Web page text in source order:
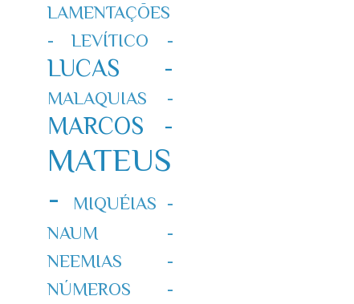
LAMENTAÇÕES
-
LEVÍTICO -
LUCAS -
MALAQUIAS -
MARCOS -
MATEUS
-
MIQUÉIAS -
NAUM -
NEEMIAS -
NÚMEROS -